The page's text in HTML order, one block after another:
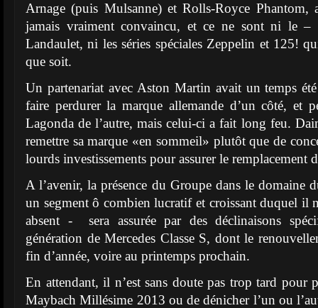
Arnage (puis Mulsanne) et Rolls-Royce Phantom,
jamais vraiment convaincu, et ce ne sont ni le –
Landaulet, ni les séries spéciales Zeppelin et 125!
que soit.
Un partenariat avec Aston Martin avait un temps
faire perdurer la marque allemande d’un côté, et
Lagonda de l’autre, mais celui-ci a fait long feu.
remettre sa marque «en sommeil» plutôt que de
lourds investissements pour assurer le remplacement
A l’avenir, la présence du Groupe dans le domaine
un segment ô combien lucratif et croissant duquel il
absent - sera assurée par des déclinaisons
génération de Mercedes Classe S, dont le
fin d’année, voire au printemps prochain.
En attendant, il n’est sans doute pas trop tard pour
Maybach Millésime 2013 ou de dénicher l’un ou